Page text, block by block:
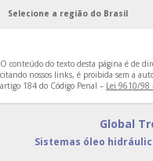
RESFRIADOR DE AR COMPRIMIDO
TROCADOR DE CALOR
FABRICANTES DE TROCADORES
Selecione a região do Brasil
O conteúdo do texto desta página é de
citando nossos links, é proibida sem a
artigo 184 do Código Penal – Lei 9610/98
Global
Sistemas óleo